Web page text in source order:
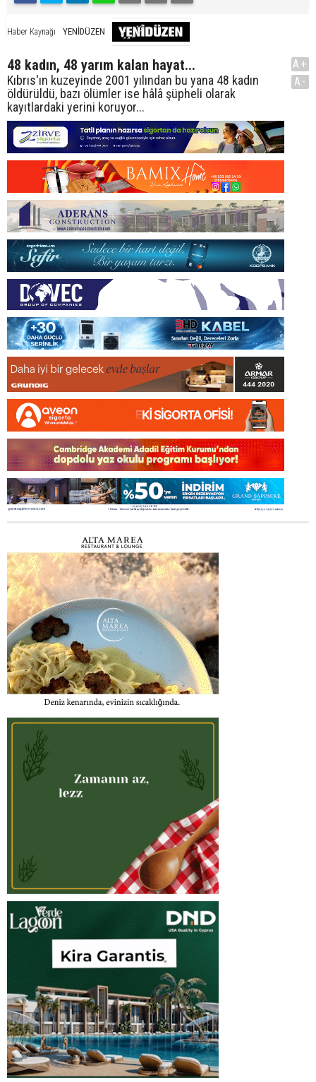
Haber Kaynağı YENİDÜZEN
48 kadın, 48 yarım kalan hayat...
Kıbrıs'ın kuzeyinde 2001 yılından bu yana 48 kadın
öldürüldü, bazı ölümler ise hâlâ şüpheli olarak
kayıtlardaki yerini koruyor...
A+
A-